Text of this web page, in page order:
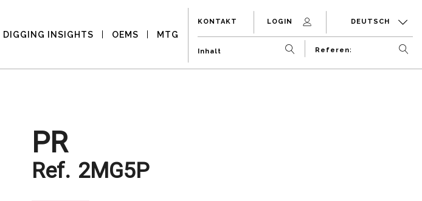
DIGGING INSIGHTS OEMS MTG
KONTAKT LOGIN DEUTSCH
PR
Ref. 2MG5P